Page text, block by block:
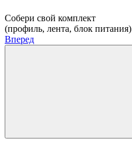
Собери свой комплект
(профиль, лента, блок питания)
Вперед